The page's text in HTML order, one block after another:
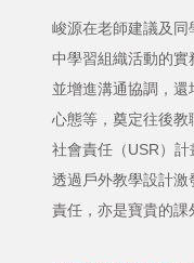
峻源在老師建議及同
中學習組織活動的
並增進溝通協調，
心態等，奠定往後
社會責任（USR）計
透過戶外教學設計
責任，亦是寶貴的課